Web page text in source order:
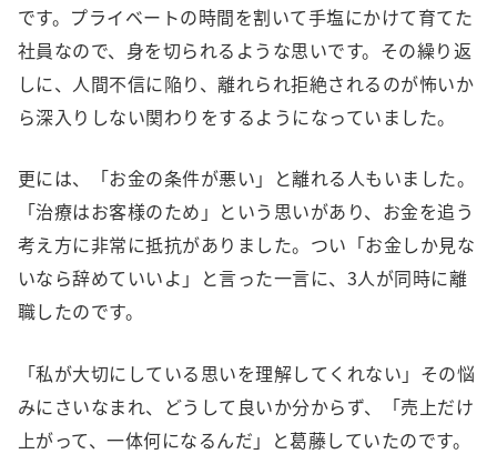
です。プライベートの時間を割いて手塩にかけて育てた
社員なので、身を切られるような思いです。その繰り返
しに、人間不信に陥り、離れられ拒絶されるのが怖いか
ら深入りしない関わりをするようになっていました。
更には、「お金の条件が悪い」と離れる人もいました。
「治療はお客様のため」という思いがあり、お金を追う
考え方に非常に抵抗がありました。つい「お金しか見な
いなら辞めていいよ」と言った一言に、3人が同時に離
職したのです。
「私が大切にしている思いを理解してくれない」その悩
みにさいなまれ、どうして良いか分からず、「売上だけ
上がって、一体何になるんだ」と葛藤していたのです。